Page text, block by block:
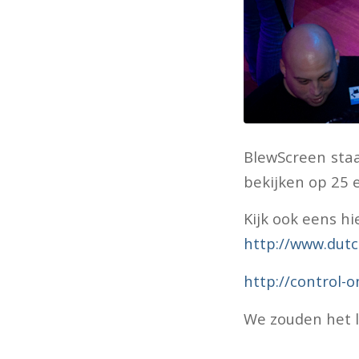
BlewScreen
bekijken op 25
Kijk ook eens
http://
http://control-
We zouden het